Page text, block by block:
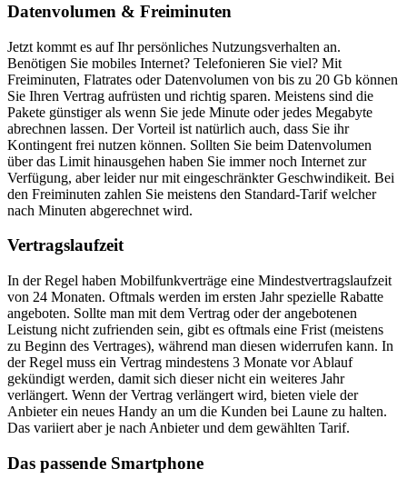
Datenvolumen & Freiminuten
Jetzt kommt es auf Ihr persönliches Nutzungsverhalten an.
Benötigen Sie mobiles Internet? Telefonieren Sie viel? Mit
Freiminuten, Flatrates oder Datenvolumen von bis zu 20 Gb können
Sie Ihren Vertrag aufrüsten und richtig sparen. Meistens sind die
Pakete günstiger als wenn Sie jede Minute oder jedes Megabyte
abrechnen lassen. Der Vorteil ist natürlich auch, dass Sie ihr
Kontingent frei nutzen können. Sollten Sie beim Datenvolumen
über das Limit hinausgehen haben Sie immer noch Internet zur
Verfügung, aber leider nur mit eingeschränkter Geschwindikeit. Bei
den Freiminuten zahlen Sie meistens den Standard-Tarif welcher
nach Minuten abgerechnet wird.
Vertragslaufzeit
In der Regel haben Mobilfunkverträge eine Mindestvertragslaufzeit
von 24 Monaten. Oftmals werden im ersten Jahr spezielle Rabatte
angeboten. Sollte man mit dem Vertrag oder der angebotenen
Leistung nicht zufrienden sein, gibt es oftmals eine Frist (meistens
zu Beginn des Vertrages), während man diesen widerrufen kann. In
der Regel muss ein Vertrag mindestens 3 Monate vor Ablauf
gekündigt werden, damit sich dieser nicht ein weiteres Jahr
verlängert. Wenn der Vertrag verlängert wird, bieten viele der
Anbieter ein neues Handy an um die Kunden bei Laune zu halten.
Das variiert aber je nach Anbieter und dem gewählten Tarif.
Das passende Smartphone